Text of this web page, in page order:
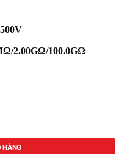
2.00GΩ/100.0GΩ
số lượng
HÀNG